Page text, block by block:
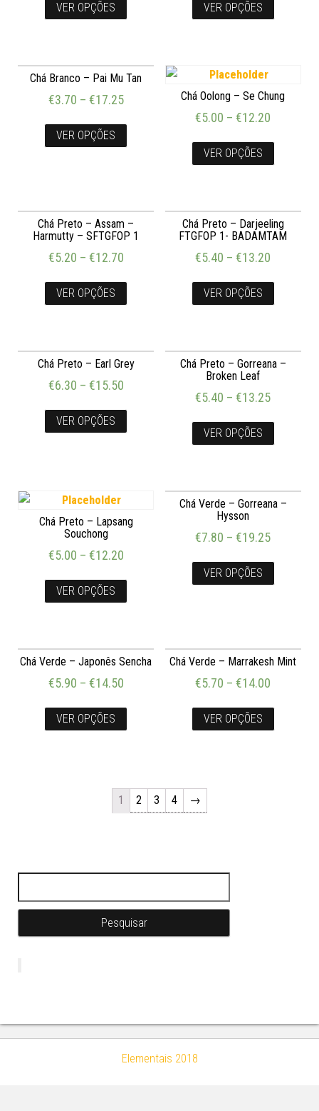
VER OPÇÕES VER OPÇÕES
Chá Branco – Pai Mu Tan
€3.70 – €17.25
VER OPÇÕES
Chá Oolong – Se Chung
€5.00 –€12.20
VER OPÇÕES
Chá Preto – Assam –
Harmutty – SFTGFOP 1
€5.20 – €12.70
VER OPÇÕES
Chá Preto – Darjeeling
FTGFOP 1- BADAMTAM
€5.40 –€13.20
VER OPÇÕES
Chá Preto – Earl Grey
€6.30 – €15.50
VER OPÇÕES
Chá Preto – Gorreana –
Broken Leaf
€5.40 –€13.25
VER OPÇÕES
Chá Preto – Lapsang
Souchong
€5.00 – €12.20
VER OPÇÕES
Chá Verde – Gorreana –
Hysson
€7.80 –€19.25
VER OPÇÕES
Chá Verde – Japonês Sencha
€5.90 – €14.50
VER OPÇÕES
Chá Verde – Marrakesh Mint
€5.70 –€14.00
VER OPÇÕES
1 2 3 4 →
Elementais 2018